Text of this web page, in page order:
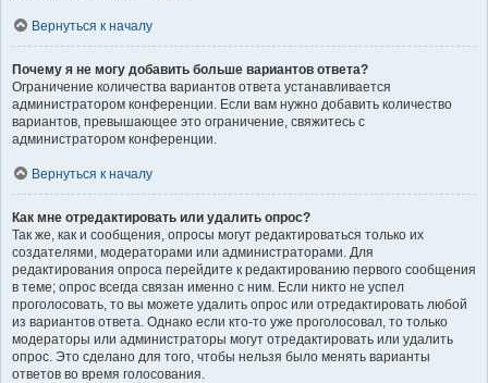
Вернуться к началу
Почему я не могу добавить больше вариантов ответа?
Ограничение количества вариантов ответа устанавливается
администратором конференции. Если вам нужно добавить количество
вариантов, превышающее это ограничение, свяжитесь с
администратором конференции.
Вернуться к началу
Как мне отредактировать или удалить опрос?
Так же, как и сообщения, опросы могут редактироваться только их
создателями, модераторами или администраторами. Для
редактирования опроса перейдите к редактированию первого сообщения
в теме; опрос всегда связан именно с ним. Если никто не успел
проголосовать, то вы можете удалить опрос или отредактировать любой
из вариантов ответа. Однако если кто-то уже проголосовал, то только
модераторы или администраторы могут отредактировать или удалить
опрос. Это сделано для того, чтобы нельзя было менять варианты
ответов во время голосования.